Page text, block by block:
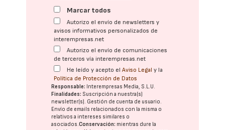
Marcar todos
Autorizo el envío de newsletters y
avisos informativos personalizados de
interempresas.net
Autorizo el envío de comunicaciones
de terceros vía interempresas.net
He leído y acepto elAviso Legal y la
Política de Protección de Datos
Responsable: Interempresas Media, S.L.U.
Finalidades: Suscripción a nuestra(s)
newsletter(s). Gestión de cuenta de usuario.
Envío de emails relacionados con la misma o
relativos a intereses similares o
asociados.Conservación: mientras dure la